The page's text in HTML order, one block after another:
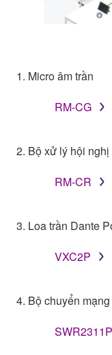
1. Micro âm trần
RM-CG
2. Bộ xử lý hội
RM-CR
3. Loa trần Dante
VXC2P
4. Bộ chuyển